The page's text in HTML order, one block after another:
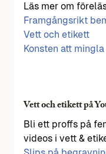
Läs mer om
Framgångsrikt
Vett och etikett
Konsten att mingla
Vett och etikett på
Bli ett proffs på
videos i vett &